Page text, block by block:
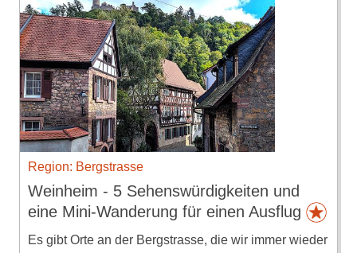
Region: Bergstrasse
Weinheim - 5 Sehenswürdigkeiten und
eine Mini-Wanderung für einen Ausflug
Es gibt Orte an der Bergstrasse, die wir immer wieder